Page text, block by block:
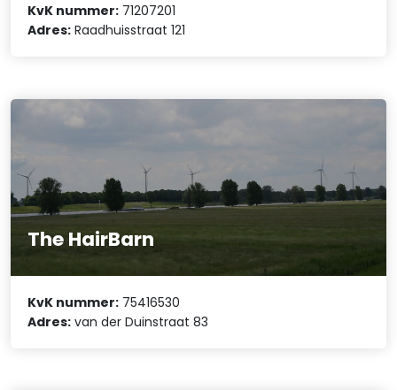
KvK nummer: 71207201
Adres: Raadhuisstraat 121
The HairBarn
KvK nummer: 75416530
Adres: van der Duinstraat 83